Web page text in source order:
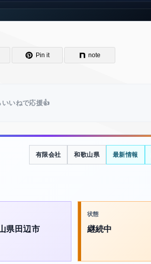
Pin it note
いねで応援👍
有限会社 和歌山県 最新情報
県田辺市
状態
継続中